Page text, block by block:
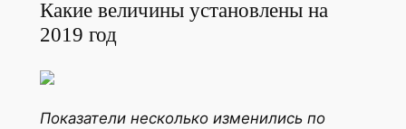
Какие величины установлены на
2019 год
Показатели несколько изменились по